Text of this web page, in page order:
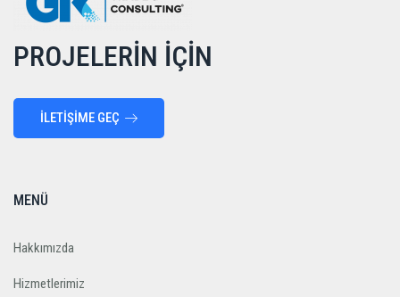
PROJELERİN İÇİN
İLETİŞİME GEÇ
MENÜ
Hakkımızda
Hizmetlerimiz